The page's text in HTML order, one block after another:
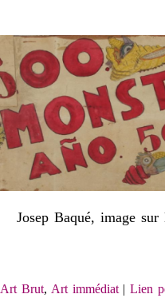
Josep Baqué, image
Art Brut, Art immédiat|Lien